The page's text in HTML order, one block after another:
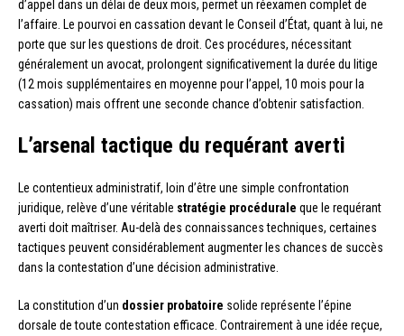
d’appel dans un délai de deux mois, permet un réexamen complet de
l’affaire. Le pourvoi en cassation devant le Conseil d’État, quant à lui, ne
porte que sur les questions de droit. Ces procédures, nécessitant
généralement un avocat, prolongent significativement la durée du litige
(12 mois supplémentaires en moyenne pour l’appel, 10 mois pour la
cassation) mais offrent une seconde chance d’obtenir satisfaction.
L’arsenal tactique du requérant averti
Le contentieux administratif, loin d’être une simple confrontation
juridique, relève d’une véritable stratégie procédurale que le requérant
averti doit maîtriser. Au-delà des connaissances techniques, certaines
tactiques peuvent considérablement augmenter les chances de succès
dans la contestation d’une décision administrative.
La constitution d’un dossier probatoire solide représente l’épine
dorsale de toute contestation efficace. Contrairement à une idée reçue,